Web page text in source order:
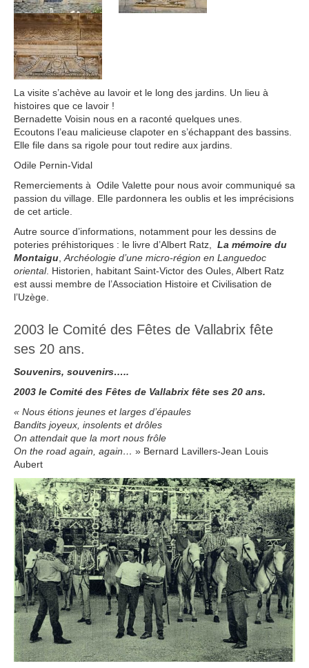
La visite s’achève au lavoir et le long des jardins. Un lieu à
histoires que ce lavoir !
Bernadette Voisin nous en a raconté quelques unes.
Ecoutons l’eau malicieuse clapoter en s’échappant des bassins.
Elle file dans sa rigole pour tout redire aux jardins.
Odile Pernin-Vidal
Remerciements à Odile Valette pour nous avoir communiqué sa
passion du village. Elle pardonnera les oublis et les imprécisions
de cet article.
Autre source d’informations, notamment pour les dessins de
poteries préhistoriques : le livre d’Albert Ratz, La mémoire du
Montaigu,Archéologie d’une micro-région en Languedoc
oriental. Historien, habitant Saint-Victor des Oules, Albert Ratz
est aussi membre de l’Association Histoire et Civilisation de
l’Uzège.
2003 le Comité des Fêtes de Vallabrix fête
ses 20 ans.
Souvenirs, souvenirs…..
2003 le Comité des Fêtes de Vallabrix fête ses 20 ans.
« Nous étions jeunes et larges d’épaules
Bandits joyeux, insolents et drôles
On attendait que la mort nous frôle
On the road again, again… » Bernard Lavillers-Jean Louis
Aubert